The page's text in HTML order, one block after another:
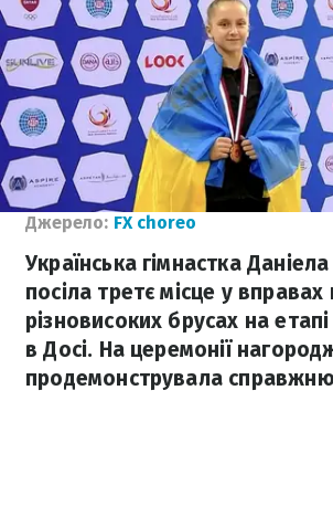
Джерело: FX choreo
Українська гімнастка
посіла третє місце у вправах
різновисоких брусах на
в Досі. На церемонії
продемонструвала справжню